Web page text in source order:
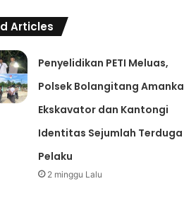
Articles
Penyelidikan PETI Meluas,
Polsek Bolangitang
Ekskavator dan Kantongi
Identitas Sejumlah Terduga
Pelaku
2 minggu Lalu